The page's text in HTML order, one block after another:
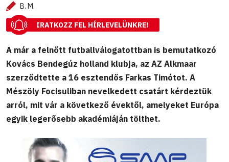
B. M.
IRATKOZZ FEL HÍRLEVELÜNKRE!
A már a felnőtt futballválogatottban is bemutatkozó
Kovács Bendegúz holland klubja, az AZ Alkmaar
szerződtette a 16 esztendős Farkas Timótot. A
Mészöly Focisuliban nevelkedett csatárt kérdeztük
arról, mit vár a következő évektől, amelyeket Európa
egyik legerősebb akadémiáján tölthet.